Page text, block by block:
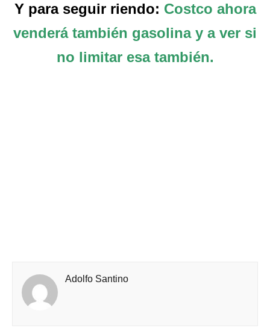
Y para seguir riendo: Costco ahora
venderá también gasolina y a ver si
no limitar esa también.
Adolfo Santino